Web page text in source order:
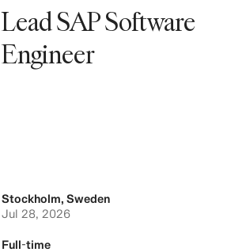
Lead SAP Software
Engineer
Stockholm, Sweden
Jul 28, 2026
Full-time